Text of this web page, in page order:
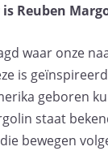
Reuben
waar onze
is
geboren
staat
bewegen